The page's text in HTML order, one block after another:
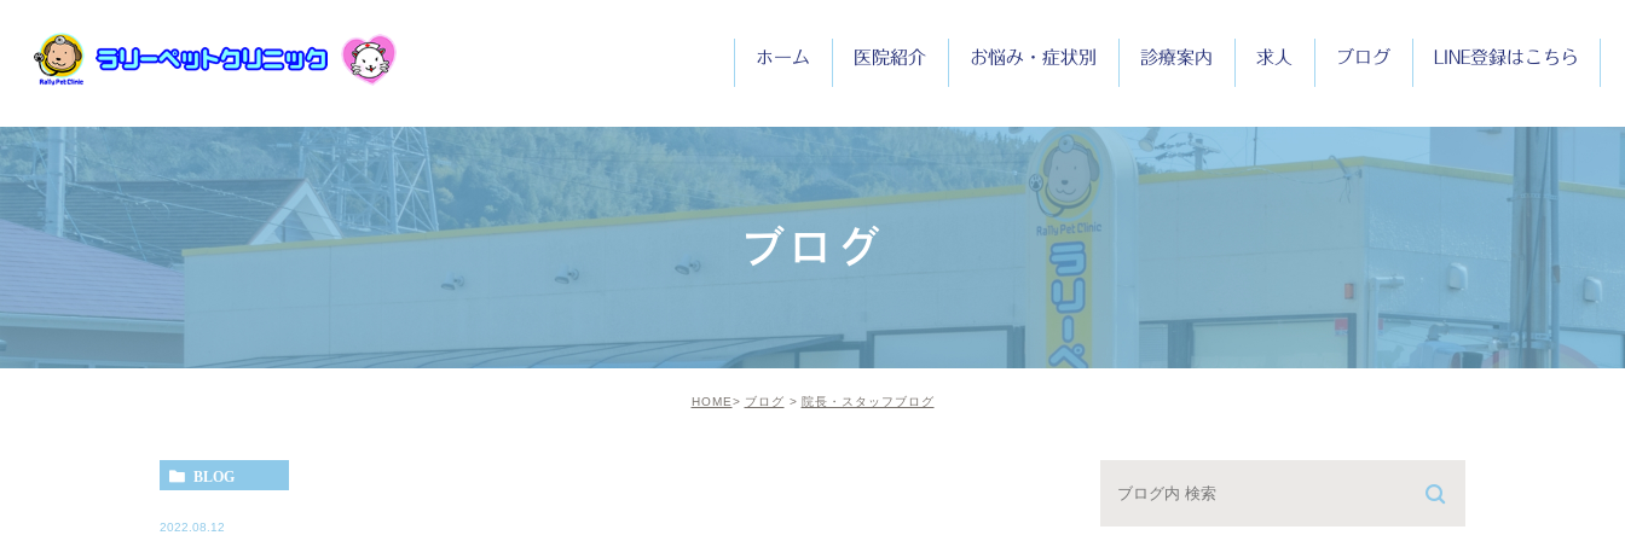
ホーム 医院紹介
院長紹介
診療時間
お悩み・症状別 診療案内 求人 ブログ LINE登録はこちら
ブログ
HOME ブログ 院長・スタッフブログ
BLOG
2022.08.12